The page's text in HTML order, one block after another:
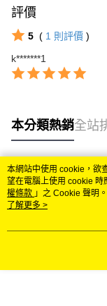
評價
5 ( 1 則評價 )
k*******1
本分類熱銷全站
熱門標籤
本網站中使用 cookie，欲
望在電腦上使用 cookie 時
權條款 」之 Cookie 聲明
用條款之 Cookie 聲明使用
了解更多 >